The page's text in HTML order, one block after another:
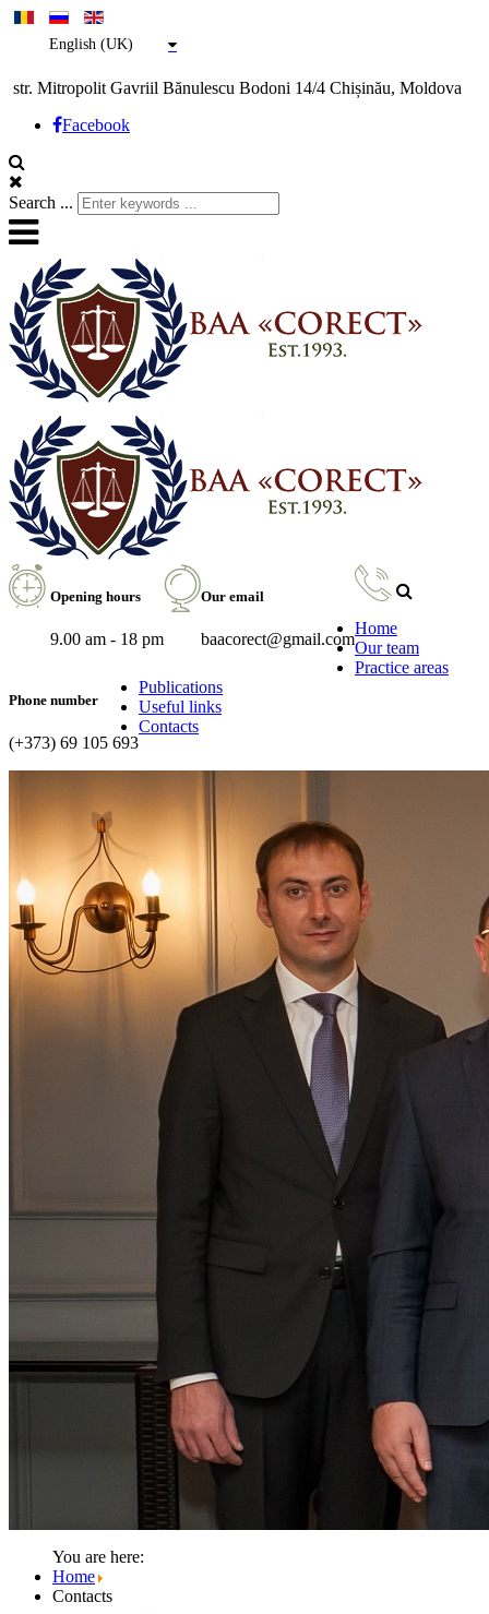
English (UK)
str. Mitropolit Gavriil Bănulescu Bodoni 14/4 Chișinău, Moldova
Facebook
Search ...
Opening hours
9.00 am - 18 pm
Our email
baacorect@gmail.com
Phone number
(+373) 69 105 693
Home
Our team
Practice areas
Publications
Useful links
Contacts
You are here:
Home
Contacts